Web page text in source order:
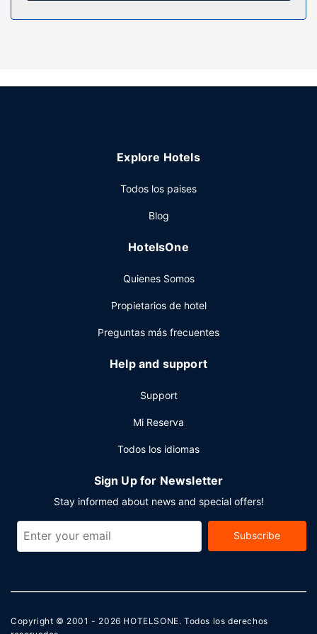
guardaesquís. Gracias al servicio de transporte gratuito
Come algo en Silver Dollar Grill, uno de los 2 restaurantes
habitaciones con horario limitado. Disfruta de un detalle de
días, donde podrás conocer a otros huéspedes mientras
tomas un bocado. Qué mejor forma de acabar el día que
con una bebida en el bar o lounge. Se ofrece un desayuno
a la carta todos los días de 07:00 a 11:00 con un coste
check-in exprés y check-out exprés a tu disposición.
¿Estás organizando un evento en Jackson Hole? En este
espacio con zona para conferencias y salas de reuniones.
camiones disponible.
Explore Hotels
Todos los paises
Blog
HotelsOne
Quienes Somos
Propietarios de hotel
Preguntas más frecuentes
Help and support
Support
Mi Reserva
Todos los idiomas
Sign Up for Newsletter
Stay informed about news and special offers!
Subscribe
Copyright © 2001 - 2026 HOTELSONE. Todos los derechos